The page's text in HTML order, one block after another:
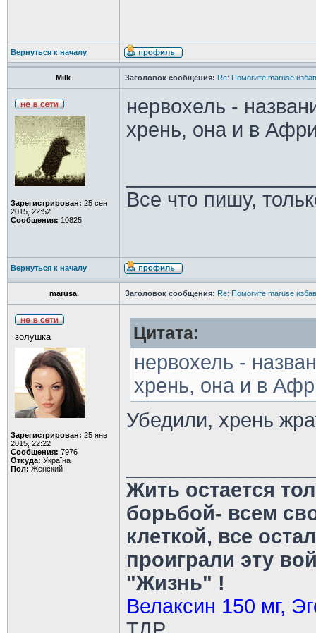
Вернуться к началу
Milk Заголовок сообщения: Re: Помогите maruse
Зарегистрирован: 25 сен
2015, 22:52
Сообщения: 10825
нервохель -
хрень, она и в
Все что пишу,
Вернуться к началу
marusa Заголовок сообщения: Re: Помогите maruse
золушка
Зарегистрирован: 25 янв
2015, 22:22
Сообщения: 7976
Откуда: Україна
Пол: Женский
Цитата:
нервохель -
хрень, она и в
Убедили, хрень
Жить остается
борьбой- всем
клеткой, все
проиграли эту
"Жизнь" !
Велаксин 150 мг,